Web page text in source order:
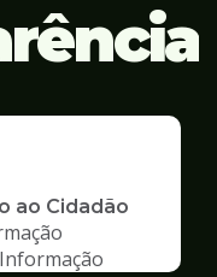
ao Cidadão